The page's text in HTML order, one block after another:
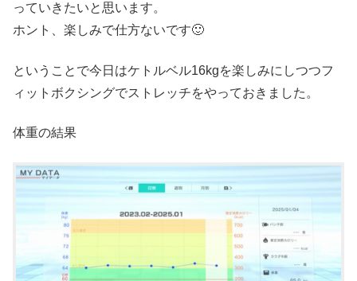
っていきたいと思います。
ホント、楽しみで仕方ないです🙂
ということで今日はケトルベル16kgを楽しみにしつつフ
ィットボクシングでストレッチをやっておきました。
体重の結果